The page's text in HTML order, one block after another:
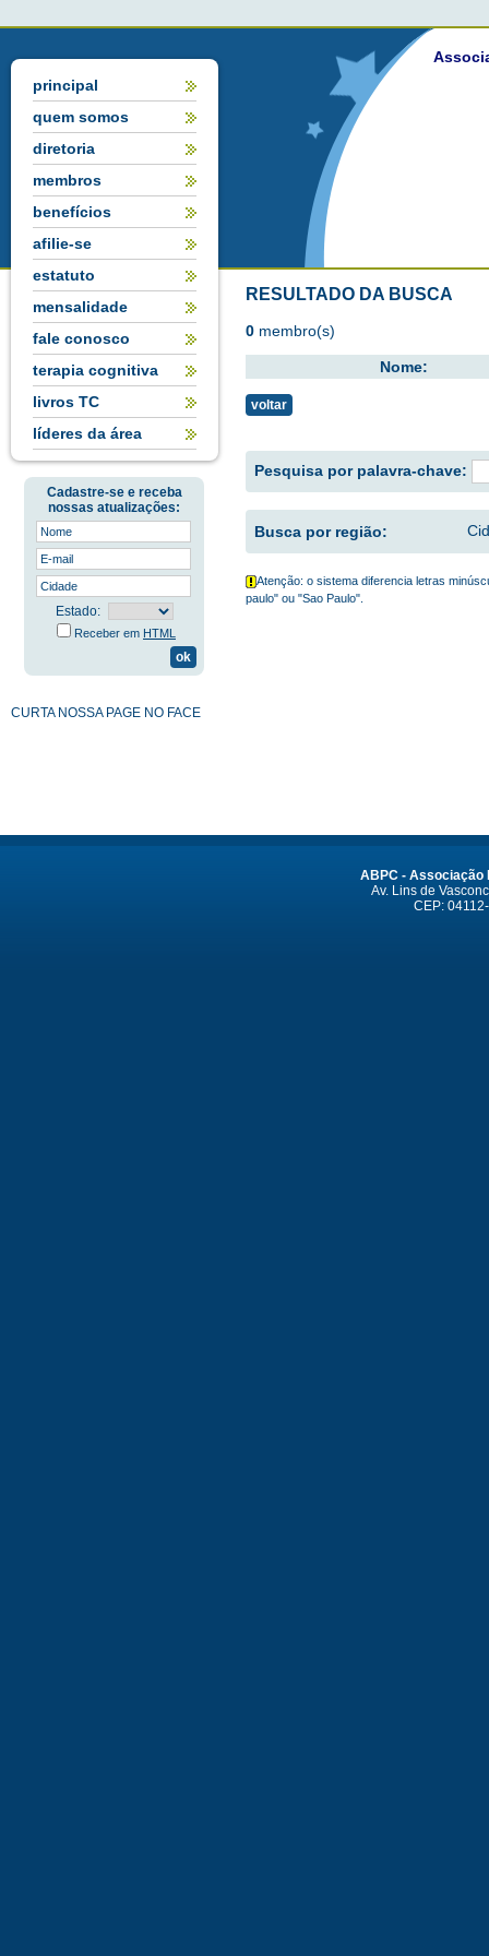
principal
quem somos
diretoria
membros
benefícios
afilie-se
estatuto
mensalidade
fale conosco
terapia cognitiva
livros TC
líderes da área
Cadastre-se e receba
nossas atualizações:
Estado:
Receber em HTML
CURTA NOSSA PAGE NO FACE
RESULTADO DA BUSCA
0 membro(s)
Nome:
voltar
Pesquisa por palavra-chave:
Busca por região:
Atenção: o sistema diferencia letras
paulo" ou "Sao Paulo".
ABPC - Associação
Av. Lins de
CEP: